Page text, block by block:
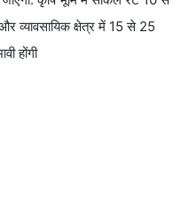
व्यावसायिक क्षेत्र में 15 से 25
होंगी